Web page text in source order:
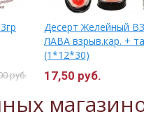
руб.
Десерт Желейный
ЛАВА взрыв.кар. +
(1*12*30)
17,50 руб.